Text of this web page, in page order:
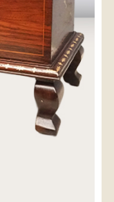
事で送料が表